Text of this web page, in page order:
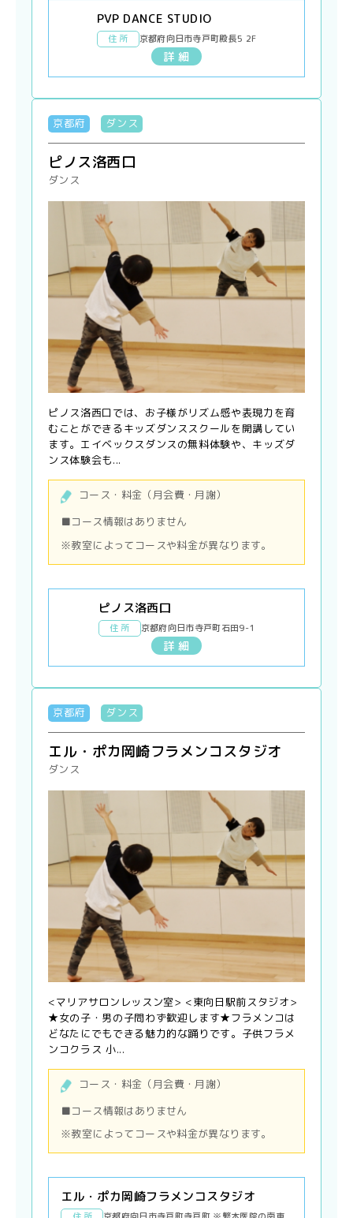
PVP DANCE STUDIO
住 所 京都府向日市寺戸町殿長5 2F
詳 細
京都府 ダンス
ピノス洛西口
ダンス
ピノス洛西口では、お子様がリズム感や表現力を育
むことができるキッズダンススクールを開講してい
ます。エイベックスダンスの無料体験や、キッズダ
ンス体験会も...
コース・料金（月会費・月謝）
■コース情報はありません
※教室によってコースや料金が異なります。
ピノス洛西口
住 所 京都府向日市寺戸町石田9-1
詳 細
京都府 ダンス
エル・ポカ岡崎フラメンコスタジオ
ダンス
<マリアサロンレッスン室> <東向日駅前スタジオ>
★女の子・男の子問わず歓迎します★フラメンコは
どなたにでもできる魅力的な踊りです。子供フラメ
ンコクラス 小...
コース・料金（月会費・月謝）
■コース情報はありません
※教室によってコースや料金が異なります。
エル・ポカ岡崎フラメンコスタジオ